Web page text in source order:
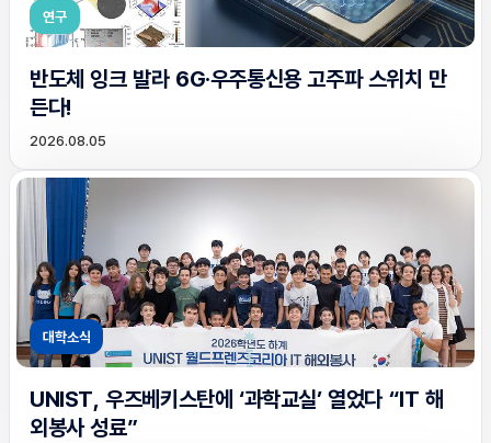
연구
반도체 잉크 발라 6G·우주통신용 고주파 스위치 만
든다!
2026.08.05
대학소식
UNIST, 우즈베키스탄에 ‘과학교실’ 열었다 “IT 해
외봉사 성료”